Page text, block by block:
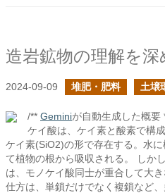
2024-09-09 堆肥・肥料 土壌
/** Geminiが自動生成した概要
ケイ酸は、ケイ素と酸素で構
ケイ素(SiO2)の形で存在する。水
て植物の根から吸収される。 しか
は、モノケイ酸同士が重合して大
仕方は、単鎖だけでなく複鎖など